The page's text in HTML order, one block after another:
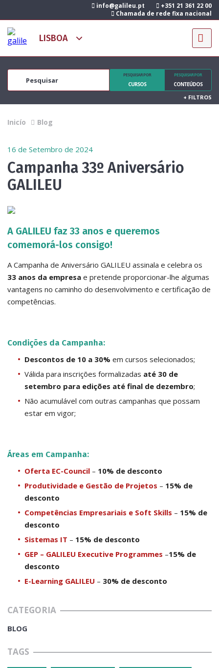
info@galileu.pt
+351 21 361 22 00
Chamada de rede fixa nacional
PESQUISAR POR
CURSOS
PESQUISAR POR
CONTEÚDOS
+ FILTROS
Inicío Blog
16 de Setembro de 2024
Campanha 33º Aniversário
GALILEU
A GALILEU faz 33 anos e queremos
comemorá-los consigo!
A Campanha de Aniversário GALILEU assinala e celebra os
33 anos da empresa e pretende proporcionar-lhe algumas
vantagens no caminho do desenvolvimento e certificação de
competências.
Condições da Campanha:
Descontos de 10 a 30% em cursos selecionados;
Válida para inscrições formalizadas até 30 de
setembro para edições até final de dezembro;
Não acumulável com outras campanhas que possam
estar em vigor;
Áreas em Campanha:
Oferta EC-Council – 10% de desconto
Produtividade e Gestão de Projetos – 15% de
desconto
Competências Empresariais e Soft Skills – 15% de
desconto
Sistemas IT – 15% de desconto
GEP – GALILEU Executive Programmes –15% de
desconto
E-Learning GALILEU – 30% de desconto
CATEGORIA
BLOG
TAGS